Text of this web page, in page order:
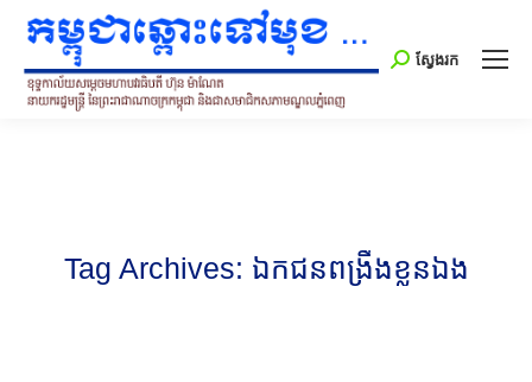
Search:
ស្វែងរក
Tag Archives: ឯកជនពង្រឹងខ្លួនឯង